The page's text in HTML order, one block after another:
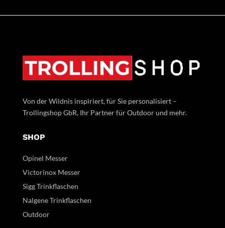
Von der Wildnis inspiriert, für Sie personalisiert –
Trollingshop GbR, Ihr Partner für Outdoor und mehr.
SHOP
Opinel Messer
Victorinox Messer
Sigg Trinkflaschen
Nalgene Trinkflaschen
Outdoor